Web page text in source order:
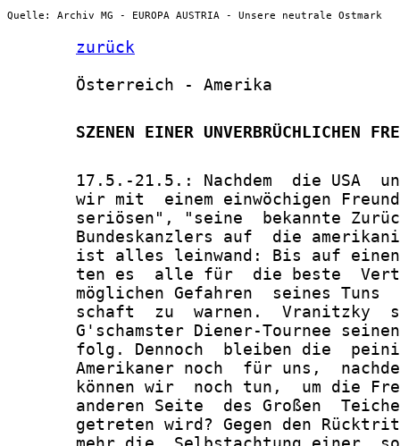
Quelle: Archiv MG - EUROPA AUSTRIA - Unsere neutrale Ostmark
zurück
       Österreich - Amerika
SZENEN EINER UNVERBRÜCHLICHEN
17.5.-21.5.: Nachdem  die USA
wir mit  einem einwöchigen
seriösen", "seine  bekannte
Bundeskanzlers auf  die
ist alles leinwand: Bis auf
ten es  alle für  die beste
möglichen Gefahren  seines Tuns
schaft  zu  warnen.  Vranitzky
G'schamster Diener-Tournee
folg. Dennoch  bleiben die
Amerikaner noch  für uns,
können wir  noch tun,  um die
anderen Seite  des Großen
getreten wird? Gegen den